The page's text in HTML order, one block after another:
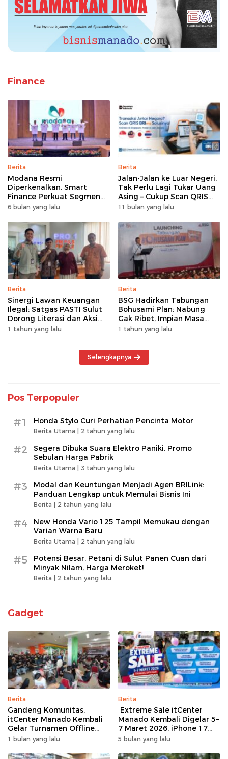
Finance
Berita
Modana Resmi
Diperkenalkan, Smart
Finance Perkuat Segmen
Pembiayaan Multiguna
6 bulan yang lalu
Berita
Jalan-Jalan ke Luar Negeri,
Tak Perlu Lagi Tukar Uang
Asing – Cukup Scan QRIS
Pakai BRImo
11 bulan yang lalu
Berita
Sinergi Lawan Keuangan
Ilegal: Satgas PASTI Sulut
Dorong Literasi dan Aksi
Kolektif Masyarakat
1 tahun yang lalu
Berita
BSG Hadirkan Tabungan
Bohusami Plan: Nabung
Gak Ribet, Impian Masa
Depan Makin Dekat!
1 tahun yang lalu
Selengkapnya
Pos Terpopuler
#1 Honda Stylo Curi Perhatian Pencinta Motor
Berita Utama | 2 tahun yang lalu
#2
Segera Dibuka Suara Elektro Paniki, Promo
Sebulan Harga Pabrik
Berita Utama | 3 tahun yang lalu
#3
Modal dan Keuntungan Menjadi Agen BRILink:
Panduan Lengkap untuk Memulai Bisnis Ini
Berita | 2 tahun yang lalu
#4
New Honda Vario 125 Tampil Memukau dengan
Varian Warna Baru
Berita Utama | 2 tahun yang lalu
#5
Potensi Besar, Petani di Sulut Panen Cuan dari
Minyak Nilam, Harga Meroket!
Berita | 2 tahun yang lalu
Gadget
Berita
Gandeng Komunitas,
itCenter Manado Kembali
Gelar Turnamen Offline
Free Fire, 60 Tim Siap
1 bulan yang lalu
Berita
Extreme Sale itCenter
Manado Kembali Digelar 5–
7 Maret 2026, iPhone 17
Pro Max Diskon hingga
5 bulan yang lalu